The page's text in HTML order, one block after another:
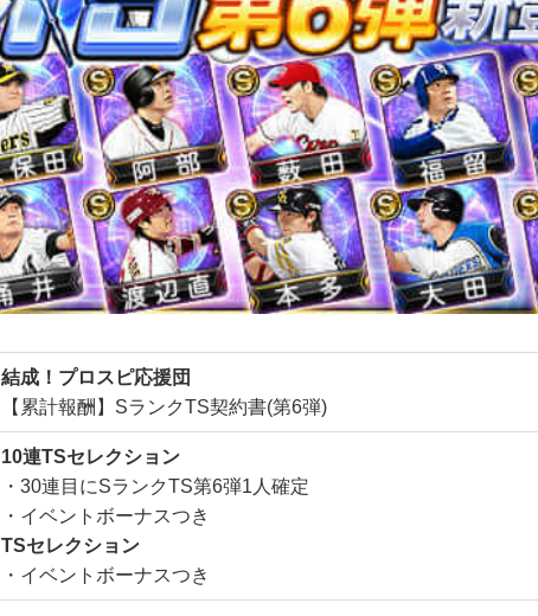
結成！プロスピ応援団
【累計報酬】SランクTS契約書(第6弾)
10連TSセレクション
・30連目にSランクTS第6弾1人確定
・イベントボーナスつき
TSセレクション
・イベントボーナスつき